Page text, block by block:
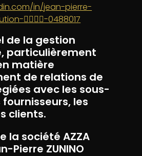
in/jean-pierre-
👷‍♂️👷‍♂️-0488017
de la gestion
particulièrement
matière
de relations de
avec les sous-
les
clients.
la société AZZA
Pierre ZUNINO